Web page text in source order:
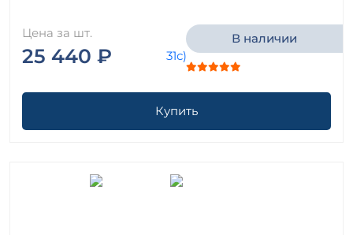
Цена за шт.
25 440 ₽
В наличии
Купить